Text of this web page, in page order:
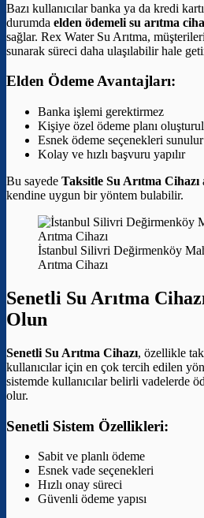
Bazı kullanıcılar banka ya da kredi
durumda elden ödemeli su arıtma
sağlar. Rex Water Su Arıtma,
sunarak süreci daha ulaşılabilir hale
Elden Ödeme Avantajları:
Banka işlemi gerektirmez
Kişiye özel ödeme planı
Esnek ödeme seçenekleri sunulur
Kolay ve hızlı başvuru yapılır
Bu sayede Taksitle Su Arıtma Cihazı
kendine uygun bir yöntem bulabilir.
İstanbul Silivri Değirmenköy
Arıtma Cihazı
Senetli Su Arıtma
Olun
Senetli Su Arıtma Cihazı, özellikle
kullanıcılar için en çok tercih edilen
sistemde kullanıcılar belirli vadelerde
olur.
Senetli Sistem Özellikleri:
Sabit ve planlı ödeme
Esnek vade seçenekleri
Hızlı onay süreci
Güvenli ödeme yapısı